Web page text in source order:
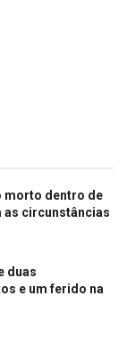
morto dentro de
as circunstâncias
duas
e um ferido na